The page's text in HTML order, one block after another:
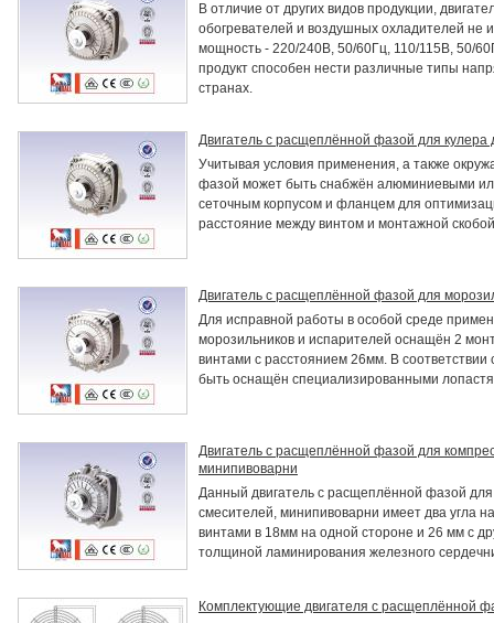
В отличие от других видов продукции,
обогревателей и воздушных охладителей
мощность - 220/240В, 50/60Гц, 110/115В, 50/
продукт способен нести различные типы
странах.
Двигатель с расщеплённой фазой для кулера
Учитывая условия применения, а также
фазой может быть снабжён алюминиевыми
сеточным корпусом и фланцем для
расстояние между винтом и монтажной
Двигатель с расщеплённой фазой для
Для исправной работы в особой среде
морозильников и испарителей оснащён 2
винтами с расстоянием 26мм. В
быть оснащён специализированными
Двигатель с расщеплённой фазой для
минипивоварни
Данный двигатель с расщеплённой фазой
смесителей, минипивоварни имеет два угла
винтами в 18мм на одной стороне и 26 мм с
толщиной ламинирования железного
Комплектующие двигателя с расщеплённой